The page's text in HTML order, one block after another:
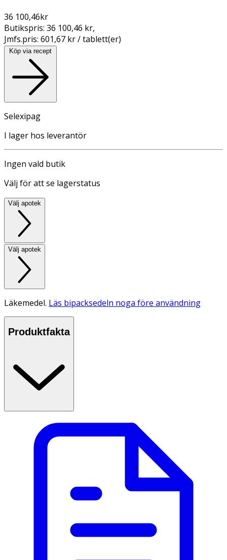
36 100,46kr
Butikspris: 36 100,46 kr,
Jmfs.pris: 601,67 kr / tablett(er)
Köp via recept
Selexipag
I lager hos leverantör
Ingen vald butik
Välj för att se lagerstatus
Välj apotek
Välj apotek
Läkemedel. Läs bipacksedeln noga före användning
Produktfakta